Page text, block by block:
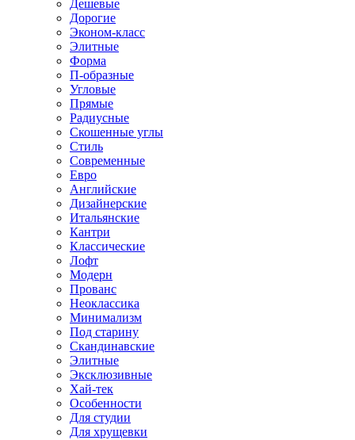
Дешевые
Дорогие
Эконом-класс
Элитные
Форма
П-образные
Угловые
Прямые
Радиусные
Скошенные углы
Стиль
Современные
Евро
Английские
Дизайнерские
Итальянские
Кантри
Классические
Лофт
Модерн
Прованс
Неоклассика
Минимализм
Под старину
Скандинавские
Элитные
Эксклюзивные
Хай-тек
Особенности
Для студии
Для хрущевки